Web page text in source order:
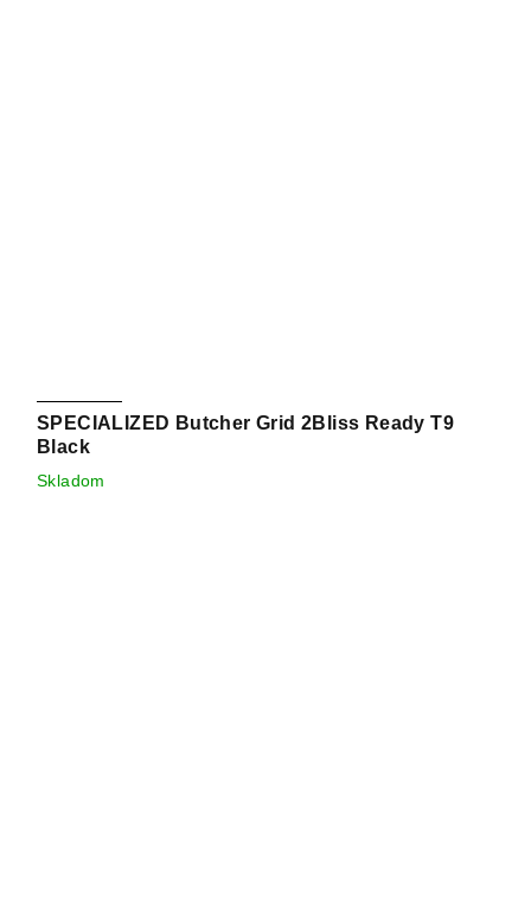
SPECIALIZED Butcher Grid 2Bliss Ready T9
Black
Skladom